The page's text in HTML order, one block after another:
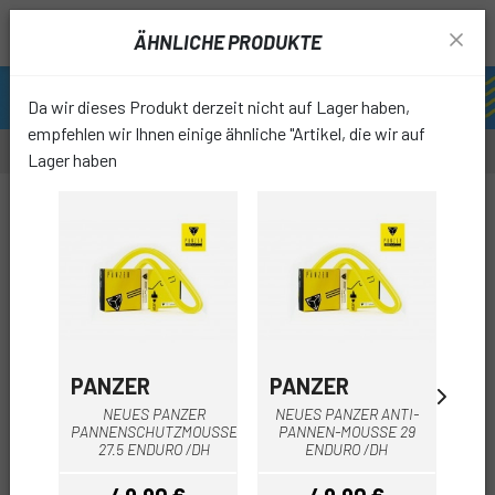
ÄHNLICHE PRODUKTE
Da wir dieses Produkt derzeit nicht auf Lager haben,
empfehlen wir Ihnen einige ähnliche "Artikel, die wir auf
Lager haben
PANZER
NEUES PANZER
PANNENSCHUTZMOUSSE
27.5 ENDURO /DH
PANZER
NEUES PANZER ANTI-
PANNEN-MOUSSE 29
ENDURO /DH